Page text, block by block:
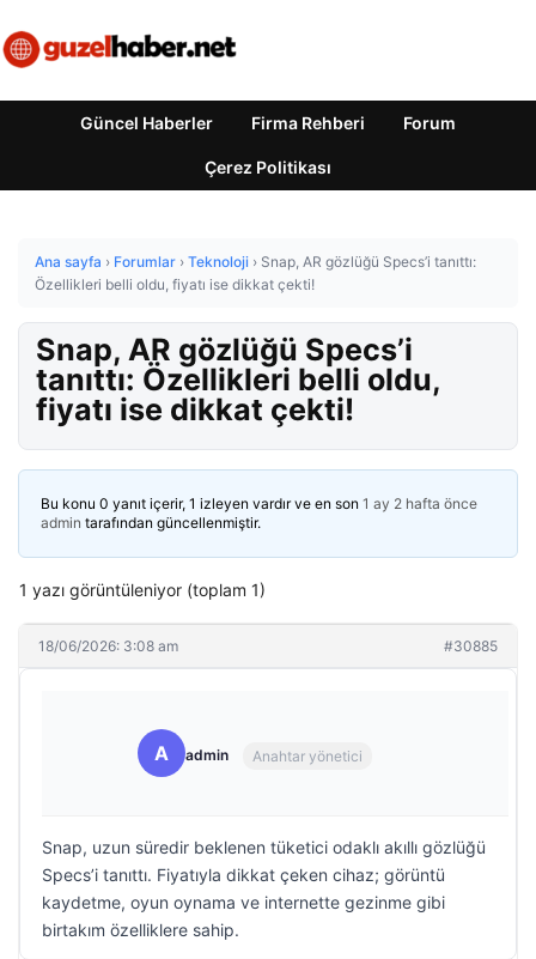
Güncel Haberler Firma Rehberi Forum
Çerez Politikası
Ana sayfa › Forumlar › Teknoloji › Snap, AR gözlüğü Specs’i tanıttı:
Özellikleri belli oldu, fiyatı ise dikkat çekti!
Snap, AR gözlüğü Specs’i
tanıttı: Özellikleri belli oldu,
fiyatı ise dikkat çekti!
Bu konu 0 yanıt içerir, 1 izleyen vardır ve en son 1 ay 2 hafta önce
admin tarafından güncellenmiştir.
1 yazı görüntüleniyor (toplam 1)
18/06/2026: 3:08 am #30885
A admin Anahtar yönetici
Snap, uzun süredir beklenen tüketici odaklı akıllı gözlüğü
Specs’i tanıttı. Fiyatıyla dikkat çeken cihaz; görüntü
kaydetme, oyun oynama ve internette gezinme gibi
birtakım özelliklere sahip.